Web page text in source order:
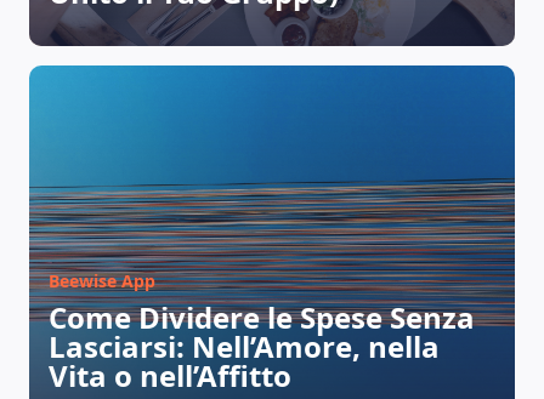
Beewise App
Come Dividere le Spese Senza
Lasciarsi: Nell’Amore, nella
Vita o nell’Affitto